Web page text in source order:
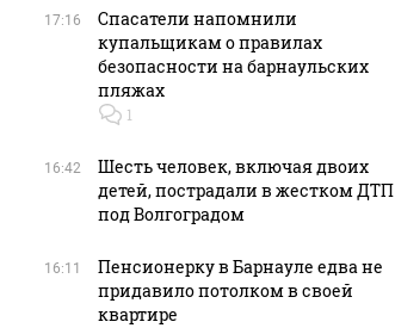
17:16
Спасатели напомнили
купальщикам о правилах
безопасности на барнаульских
пляжах
1
16:42
Шесть человек, включая двоих
детей, пострадали в жестком ДТП
под Волгоградом
16:11
Пенсионерку в Барнауле едва не
придавило потолком в своей
квартире